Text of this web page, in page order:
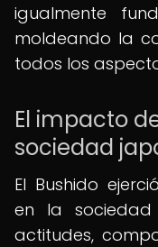
igualmente
moldeando la
todos los
El impacto
sociedad
El Bushido
en la sociedad
actitudes,